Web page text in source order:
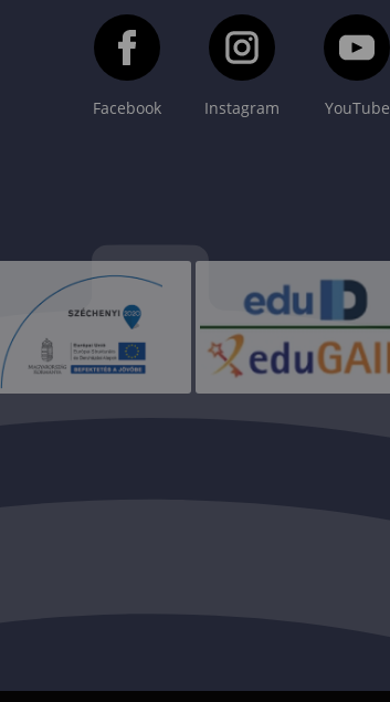
Facebook Instagram YouTube